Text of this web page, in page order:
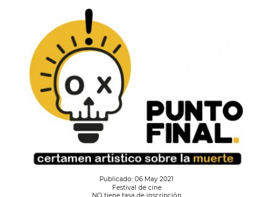
Publicado: 06 May 2021
Festival de cine
NO tiene tasa de inscripción